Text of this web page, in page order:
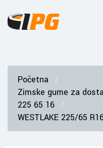
Početna
Zimske gume za
225 65 16
WESTLAKE 225/65